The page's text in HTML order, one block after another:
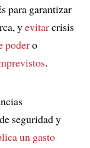
para garantizar
yevitarcrisis
podero
.
seguridad y
un gasto